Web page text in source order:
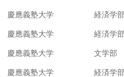
慶應義塾大学 経済学部
慶應義塾大学 経済学部
慶應義塾大学 文学部
慶應義塾大学 経済学部